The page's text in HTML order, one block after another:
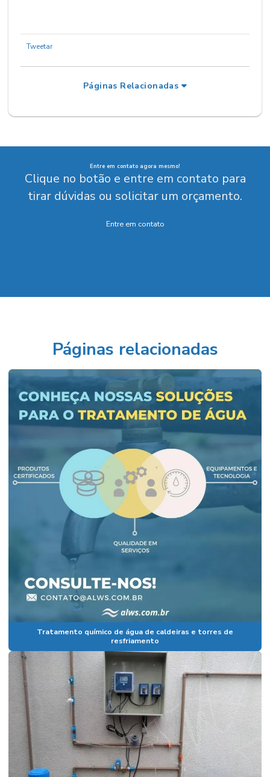
Tweetar
Páginas Relacionadas
Entre em contato agora mesmo!
Clique no botão e entre em contato para
tirar dúvidas ou solicitar um orçamento.
Entre em contato
Páginas relacionadas
Tratamento químico de água de caldeiras e torres de
resfriamento